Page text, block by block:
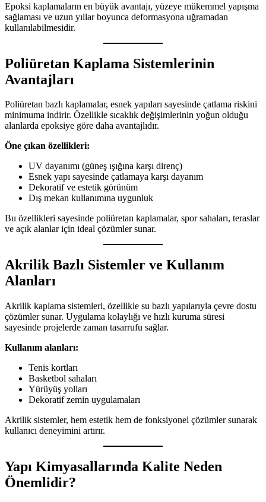
Epoksi kaplamaların en büyük avantajı, yüzeye mükemmel yapışma
sağlaması ve uzun yıllar boyunca deformasyona uğramadan
kullanılabilmesidir.
Poliüretan Kaplama Sistemlerinin
Avantajları
Poliüretan bazlı kaplamalar, esnek yapıları sayesinde çatlama riskini
minimuma indirir. Özellikle sıcaklık değişimlerinin yoğun olduğu
alanlarda epoksiye göre daha avantajlıdır.
Öne çıkan özellikleri:
UV dayanımı (güneş ışığına karşı direnç)
Esnek yapı sayesinde çatlamaya karşı dayanım
Dekoratif ve estetik görünüm
Dış mekan kullanımına uygunluk
Bu özellikleri sayesinde poliüretan kaplamalar, spor sahaları, teraslar
ve açık alanlar için ideal çözümler sunar.
Akrilik Bazlı Sistemler ve Kullanım
Alanları
Akrilik kaplama sistemleri, özellikle su bazlı yapılarıyla çevre dostu
çözümler sunar. Uygulama kolaylığı ve hızlı kuruma süresi
sayesinde projelerde zaman tasarrufu sağlar.
Kullanım alanları:
Tenis kortları
Basketbol sahaları
Yürüyüş yolları
Dekoratif zemin uygulamaları
Akrilik sistemler, hem estetik hem de fonksiyonel çözümler sunarak
kullanıcı deneyimini artırır.
Yapı Kimyasallarında Kalite Neden
Önemlidir?